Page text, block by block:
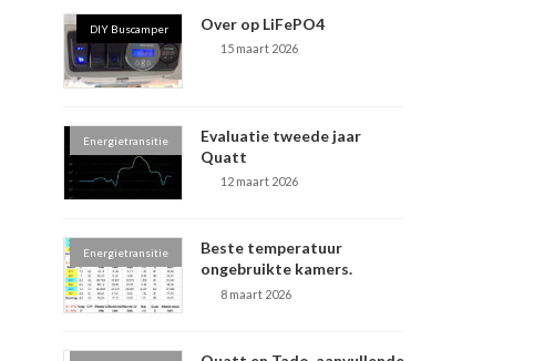
DIY Buscamper Over op LiFePO4
15 maart 2026
Energietransitie
Evaluatie tweede jaar
Quatt
12 maart 2026
Energietransitie
Beste temperatuur
ongebruikte kamers.
8 maart 2026